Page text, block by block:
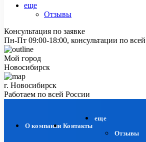
еще
Отзывы
Консультация по заявке
Пн-Пт 09:00-18:00, консультации по
Мой город
Новосибирск
г. Новосибирск
Работаем по всей России
О компании Контакты
еще
Отзывы